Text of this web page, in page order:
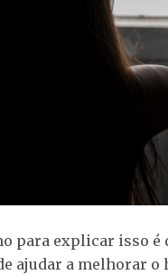
para explicar isso
ajudar a melhorar o